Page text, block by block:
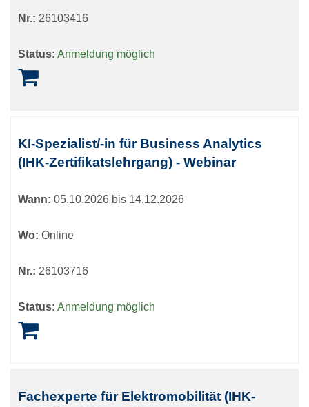
Nr.: 26103416
Status: Anmeldung möglich
KI-Spezialist/-in für Business Analytics
(IHK-Zertifikatslehrgang) - Webinar
Wann: 05.10.2026 bis 14.12.2026
Wo: Online
Nr.: 26103716
Status: Anmeldung möglich
Fachexperte für Elektromobilität (IHK-